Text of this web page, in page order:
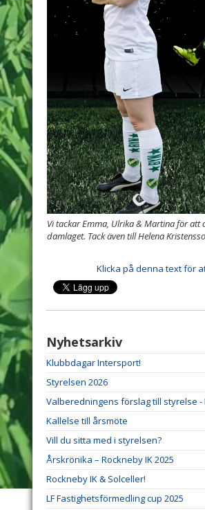
Vi tackar Emma, Ulrika & Martina för
damlaget. Tack även till Helena
Klicka på denna text för
Nyhetsarkiv
Klubbdagar Intersport!
Styrelsen 2026
Valberedningens förslag till styrelse -
Kallelse till årsmöte
Vill du sitta med i styrelsen?
Årskrönika – Rockneby IK 2025
Rockneby IK & Solceller!
LF Fastighetsförmedling cup 2025